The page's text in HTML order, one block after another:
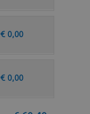
€ 0,00
€ 0,00